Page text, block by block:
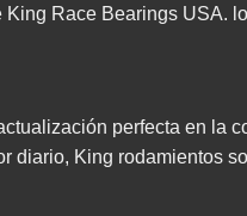
Race Bearings USA.
perfecta en la
diario, King rodamientos